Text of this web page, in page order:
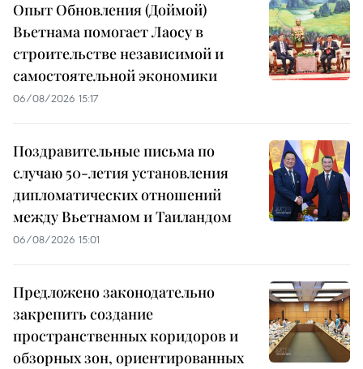
Опыт Обновления (Доймой)
Вьетнама помогает Лаосу в
строительстве независимой и
самостоятельной экономики
06/08/2026 15:17
Поздравительные письма по
случаю 50-летия установления
дипломатических отношений
между Вьетнамом и Таиландом
06/08/2026 15:01
Предложено законодательно
закрепить создание
пространственных коридоров и
обзорных зон, ориентированных